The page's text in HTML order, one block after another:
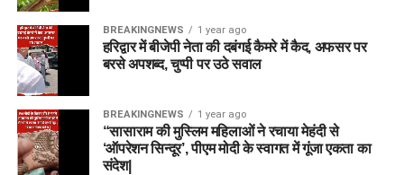
BREAKINGNEWS 1 year ago
हरिद्वार में बीजेपी नेता की दबंगई कैमरे में कैद, अफसर पर
बरसे अपशब्द, चुप्पी पर उठे सवाल
BREAKINGNEWS 1 year ago
“सासाराम की मुस्लिम महिलाओं ने रचाया मेहंदी से
‘ऑपरेशन सिन्दूर’, पीएम मोदी के स्वागत में गूंजा एकता का
संदेश|